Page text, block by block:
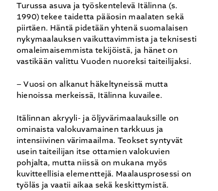
Turussa asuva ja työskentelevä Itälinna (s.
1990) tekee taidetta pääosin maalaten sekä
piirtäen. Häntä pidetään yhtenä suomalaisen
nykymaalauksen vaikuttavimmista ja teknisesti
omaleimaisemmista tekijöistä, ja hänet on
vastikään valittu Vuoden nuoreksi taiteilijaksi.
– Vuosi on alkanut häkeltyneissä mutta
hienoissa merkeissä, Itälinna kuvailee.
Itälinnan akryyli- ja öljyvärimaalauksille on
ominaista valokuvamainen tarkkuus ja
intensiivinen värimaailma. Teokset syntyvät
usein taiteilijan itse ottamien valokuvien
pohjalta, mutta niissä on mukana myös
kuvitteellisia elementtejä. Maalausprosessi on
työläs ja vaatii aikaa sekä keskittymistä.